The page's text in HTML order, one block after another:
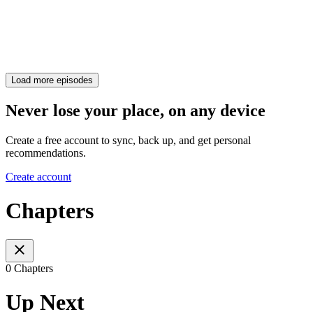
Load more episodes
Never lose your place, on any device
Create a free account to sync, back up, and get personal
recommendations.
Create account
Chapters
0 Chapters
Up Next